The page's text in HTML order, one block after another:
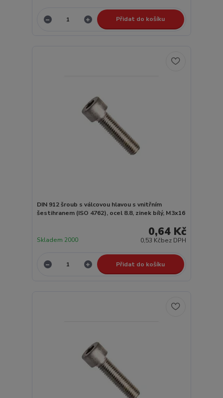
Přidat do košíku
DIN 912 šroub s válcovou hlavou s vnitřním
šestihranem (ISO 4762), ocel 8.8, zinek bílý, M3x16
0,64 Kč
0,53 Kčbez DPH
Skladem 2000
Přidat do košíku